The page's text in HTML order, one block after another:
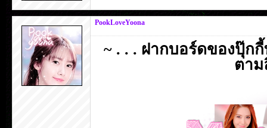
PookLoveYoona
~ . . . ฝากบอร์ดของปุ๊ก
ตาม